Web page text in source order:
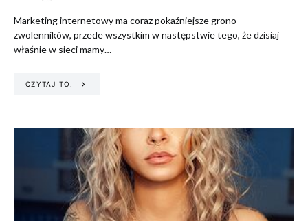
Marketing internetowy ma coraz pokaźniejsze grono
zwolenników, przede wszystkim w następstwie tego, że dzisiaj
właśnie w sieci mamy…
CZYTAJ TO.